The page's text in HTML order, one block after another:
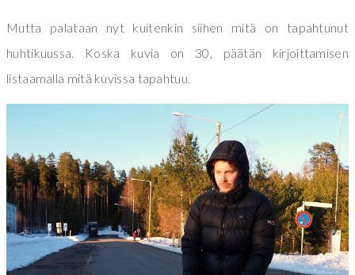
Mutta palataan nyt kuitenkin siihen mitä on tapahtunut
huhtikuussa. Koska kuvia on 30, päätän kirjoittamisen
listaamalla mitä kuvissa tapahtuu.